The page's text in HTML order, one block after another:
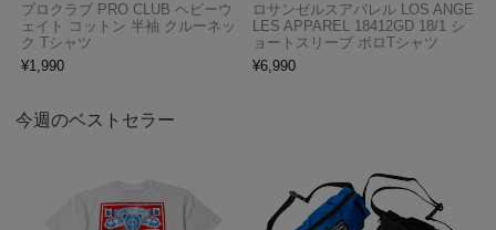
プロクラブ PRO CLUB ヘビーウ
ェイト コットン 半袖 クルーネッ
ク Tシャツ
¥1,990
ロサンゼルスアパレル LOS ANGE
LES APPAREL 18412GD 18/1 シ
ョートスリーブ ポロTシャツ
¥6,990
今週のベストセラー